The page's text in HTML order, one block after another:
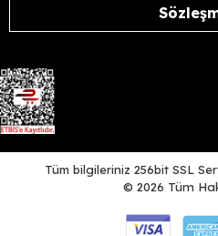
Tüm bilgileriniz 256bit SSL
© 2026 Tüm